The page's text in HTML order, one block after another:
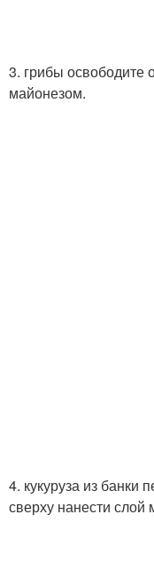
3. грибы освободите
майонезом.
4. кукуруза из банки
сверху нанести слой